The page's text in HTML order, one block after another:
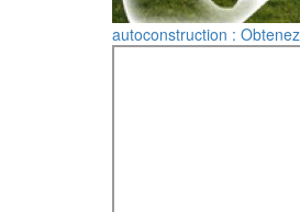
autoconstruction : Obtenez